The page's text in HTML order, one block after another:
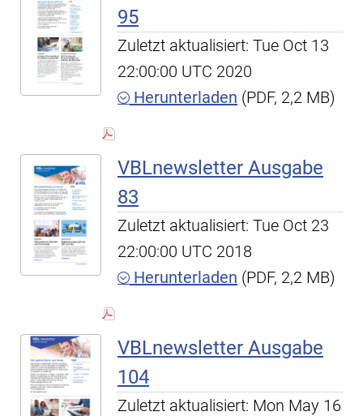
95
Zuletzt aktualisiert: Tue Oct 13
22:00:00 UTC 2020
Herunterladen (PDF, 2,2 MB)
VBLnewsletter Ausgabe
83
Zuletzt aktualisiert: Tue Oct 23
22:00:00 UTC 2018
Herunterladen (PDF, 2,2 MB)
VBLnewsletter Ausgabe
104
Zuletzt aktualisiert: Mon May 16